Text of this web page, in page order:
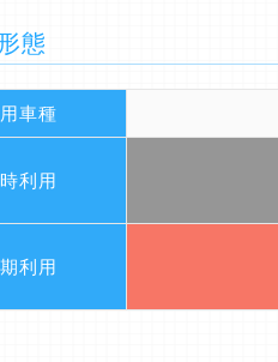
態
車種
利用
利用